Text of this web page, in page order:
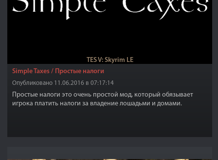
TES V: Skyrim LE
Simple Taxes / Простые налоги
Опубликовано 11.06.2016 в 07:17:14
Простые налоги это очень простой мод, который обязывает
игрока платить налоги за владение лошадьми и домами.